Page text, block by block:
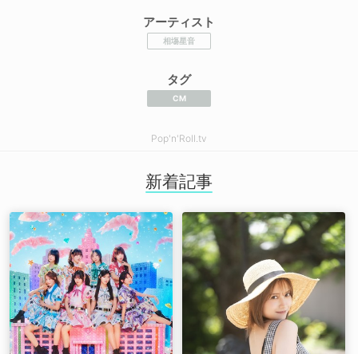
アーティスト
相塲星音
タグ
CM
Pop'n'Roll.tv
新着記事